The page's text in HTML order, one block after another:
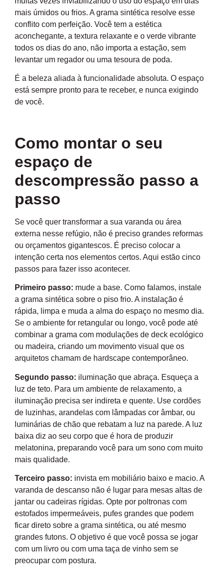
mais úmidos ou frios. A grama sintética resolve esse
conflito com perfeição. Você tem a estética
aconchegante, a textura relaxante e o verde vibrante
todos os dias do ano, não importa a estação, sem
levantar um regador ou uma tesoura de poda.
É a beleza aliada à funcionalidade absoluta. O espaço
está sempre pronto para te receber, e nunca exigindo
de você.
Como montar o seu
espaço de
descompressão passo a
passo
Se você quer transformar a sua varanda ou área
externa nesse refúgio, não é preciso grandes reformas
ou orçamentos gigantescos. É preciso colocar a
intenção certa nos elementos certos. Aqui estão cinco
passos para fazer isso acontecer.
Primeiro passo: mude a base. Como falamos, instale
a grama sintética sobre o piso frio. A instalação é
rápida, limpa e muda a alma do espaço no mesmo dia.
Se o ambiente for retangular ou longo, você pode até
combinar a grama com modulações de deck ecológico
ou madeira, criando um movimento visual que os
arquitetos chamam de hardscape contemporâneo.
Segundo passo: iluminação que abraça. Esqueça a
luz de teto. Para um ambiente de relaxamento, a
iluminação precisa ser indireta e quente. Use cordões
de luzinhas, arandelas com lâmpadas cor âmbar, ou
luminárias de chão que rebatam a luz na parede. A luz
baixa diz ao seu corpo que é hora de produzir
melatonina, preparando você para um sono com muito
mais qualidade.
Terceiro passo: invista em mobiliário baixo e macio. A
varanda de descanso não é lugar para mesas altas de
jantar ou cadeiras rígidas. Opte por poltronas com
estofados impermeáveis, pufes grandes que podem
ficar direto sobre a grama sintética, ou até mesmo
grandes futons. O objetivo é que você possa se jogar
com um livro ou com uma taça de vinho sem se
preocupar com postura.